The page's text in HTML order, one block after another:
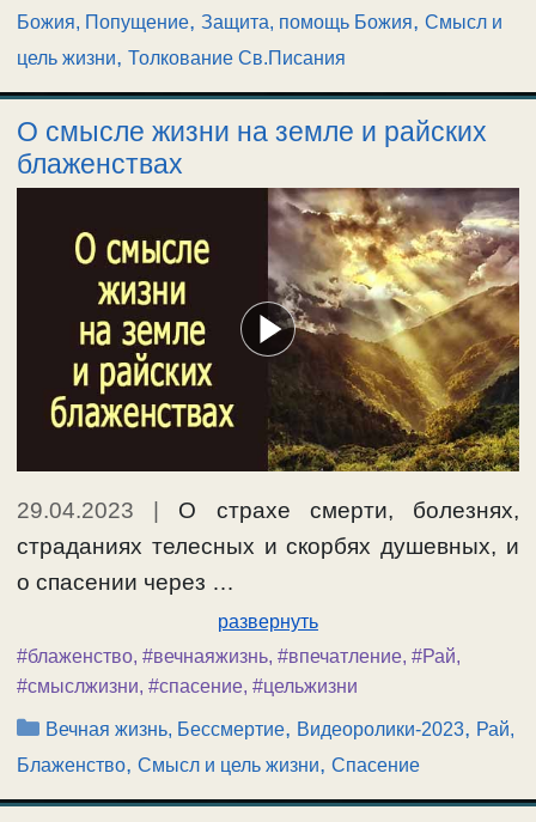
Божия, Попущение, Защита, помощь Божия, Смысл и
цель жизни, Толкование Св.Писания
О смысле жизни на земле и райских
блаженствах
29.04.2023
О страхе смерти, болезнях,
страданиях телесных и скорбях душевных, и
о спасении через …
развернуть
#блаженство, #вечнаяжизнь, #впечатление, #Рай,
#смыслжизни, #спасение, #цельжизни
Рубрики
Вечная жизнь, Бессмертие, Видеоролики-2023, Рай,
Блаженство, Смысл и цель жизни, Спасение